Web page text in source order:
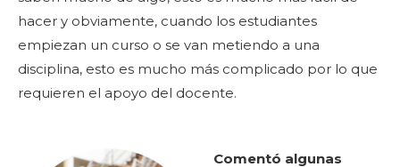
hacer y obviamente, cuando los estudiantes
empiezan un curso o se van metiendo a una
disciplina, esto es mucho más complicado por lo que
requieren el apoyo del docente.
Comentó algunas